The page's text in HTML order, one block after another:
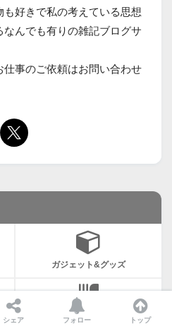
も好きで私の考えている思想
んでも有りの雑記ブログサ
事のご依頼はお問い合わせ
ガジェット&グッズ
ライフスタイル
シェア フォロー トップ